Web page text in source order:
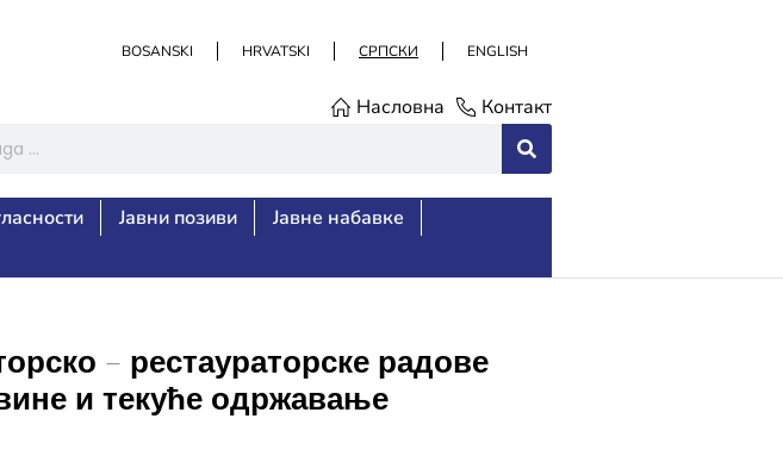
BOSANSKI HRVATSKI СРПСКИ ENGLISH
Насловна Контакт
Јавни позиви
Јавне набавке
– рестаураторске радове
и текуће одржавање